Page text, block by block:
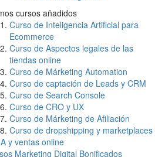
cursos añadidos
Curso de Inteligencia Artificial para
Ecommerce
Curso de Aspectos legales de las
tiendas online
Curso de Márketing Automation
Curso de captación de Leads y CRM
Curso de Search Console
Curso de CRO y UX
Curso de Márketing de Afiliación
Curso de dropshipping y marketplaces
y ventas online
Marketing Digital Bonificados